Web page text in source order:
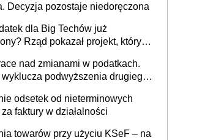
Decyzja pozostaje niedoręczona
dla Big Techów już
Rząd pokazał projekt, który
nad zmianami w podatkach.
wyklucza podwyższenia drugiego
odsetek od nieterminowych
za faktury w działalności
towarów przy użyciu KSeF – na